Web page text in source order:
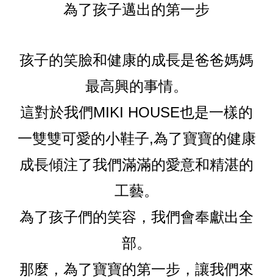
為了孩子邁出的第一步
孩子的笑臉和健康的成長是爸爸媽媽
最高興的事情。
這對於我們MIKI HOUSE也是一樣的
一雙雙可愛的小鞋子,為了寶寶的健康
成長傾注了我們滿滿的愛意和精湛的
工藝。
為了孩子們的笑容，我們會奉獻出全
部。
那麼，為了寶寶的第一步，讓我們來